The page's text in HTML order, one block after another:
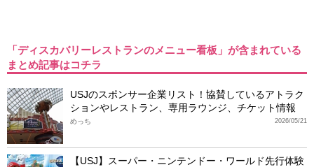
「ディスカバリーレストランのメニュー看板」が含まれている
まとめ記事はコチラ
USJのスポンサー企業リスト！協賛しているアトラク
ションやレストラン、専用ラウンジ、チケット情報
2026/05/21
めっち
【USJ】スーパー・ニンテンドー・ワールド先行体験